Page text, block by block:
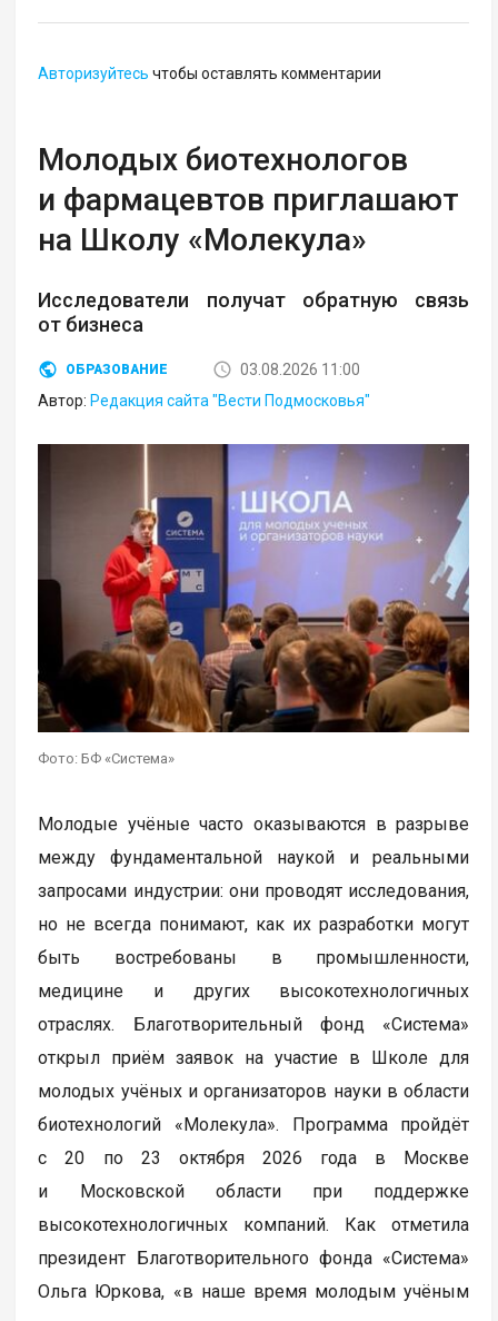
Авторизуйтесь чтобы оставлять комментарии
Молодых биотехнологов
и фармацевтов приглашают
на Школу «Молекула»
Исследователи получат обратную связь
от бизнеса
ОБРАЗОВАНИЕ
03.08.2026 11:00
Автор: Редакция сайта "Вести Подмосковья"
Фото: БФ «Система»
Молодые учёные часто оказываются в разрыве
между фундаментальной наукой и реальными
запросами индустрии: они проводят исследования,
но не всегда понимают, как их разработки могут
быть востребованы в промышленности,
медицине и других высокотехнологичных
отраслях. Благотворительный фонд «Система»
открыл приём заявок на участие в Школе для
молодых учёных и организаторов науки в области
биотехнологий «Молекула». Программа пройдёт
с 20 по 23 октября 2026 года в Москве
и Московской области при поддержке
высокотехнологичных компаний. Как отметила
президент Благотворительного фонда «Система»
Ольга Юркова, «в наше время молодым учёным